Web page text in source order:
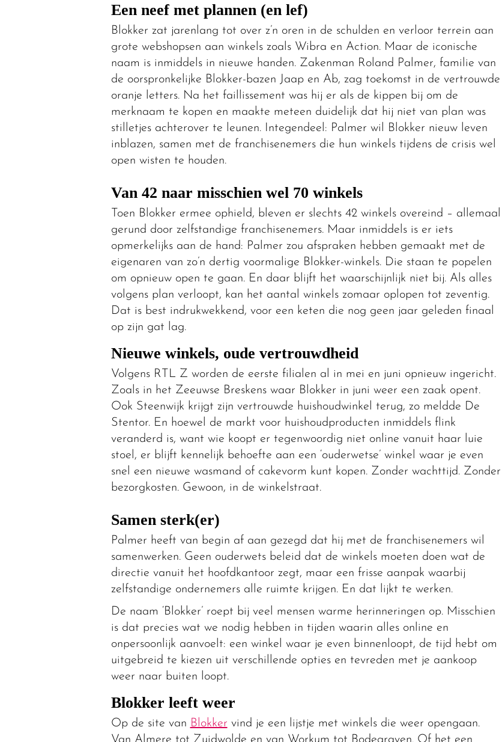
Een neef met plannen (en lef)
Blokker zat jarenlang tot over z’n oren in de schulden en verloor terrein aan
grote webshopsen aan winkels zoals Wibra en Action. Maar de iconische
naam is inmiddels in nieuwe handen. Zakenman Roland Palmer, familie van
de oorspronkelijke Blokker-bazen Jaap en Ab, zag toekomst in de vertrouwde
oranje letters. Na het faillissement was hij er als de kippen bij om de
merknaam te kopen en maakte meteen duidelijk dat hij niet van plan was
stilletjes achterover te leunen. Integendeel: Palmer wil Blokker nieuw leven
inblazen, samen met de franchisenemers die hun winkels tijdens de crisis wel
open wisten te houden.
Van 42 naar misschien wel 70 winkels
Toen Blokker ermee ophield, bleven er slechts 42 winkels overeind – allemaal
gerund door zelfstandige franchisenemers. Maar inmiddels is er iets
opmerkelijks aan de hand: Palmer zou afspraken hebben gemaakt met de
eigenaren van zo’n dertig voormalige Blokker-winkels. Die staan te popelen
om opnieuw open te gaan. En daar blijft het waarschijnlijk niet bij. Als alles
volgens plan verloopt, kan het aantal winkels zomaar oplopen tot zeventig.
Dat is best indrukwekkend, voor een keten die nog geen jaar geleden finaal
op zijn gat lag.
Nieuwe winkels, oude vertrouwdheid
Volgens RTL Z worden de eerste filialen al in mei en juni opnieuw ingericht.
Zoals in het Zeeuwse Breskens waar Blokker in juni weer een zaak opent.
Ook Steenwijk krijgt zijn vertrouwde huishoudwinkel terug, zo meldde De
Stentor. En hoewel de markt voor huishoudproducten inmiddels flink
veranderd is, want wie koopt er tegenwoordig niet online vanuit haar luie
stoel, er blijft kennelijk behoefte aan een ‘ouderwetse’ winkel waar je even
snel een nieuwe wasmand of cakevorm kunt kopen. Zonder wachttijd. Zonder
bezorgkosten. Gewoon, in de winkelstraat.
Samen sterk(er)
Palmer heeft van begin af aan gezegd dat hij met de franchisenemers wil
samenwerken. Geen ouderwets beleid dat de winkels moeten doen wat de
directie vanuit het hoofdkantoor zegt, maar een frisse aanpak waarbij
zelfstandige ondernemers alle ruimte krijgen. En dat lijkt te werken.
De naam ‘Blokker’ roept bij veel mensen warme herinneringen op. Misschien
is dat precies wat we nodig hebben in tijden waarin alles online en
onpersoonlijk aanvoelt: een winkel waar je even binnenloopt, de tijd hebt om
uitgebreid te kiezen uit verschillende opties en tevreden met je aankoop
weer naar buiten loopt.
Blokker leeft weer
Op de site van Blokker vind je een lijstje met winkels die weer opengaan.
Van Almere tot Zuidwolde en van Workum tot Bodegraven. Of het een